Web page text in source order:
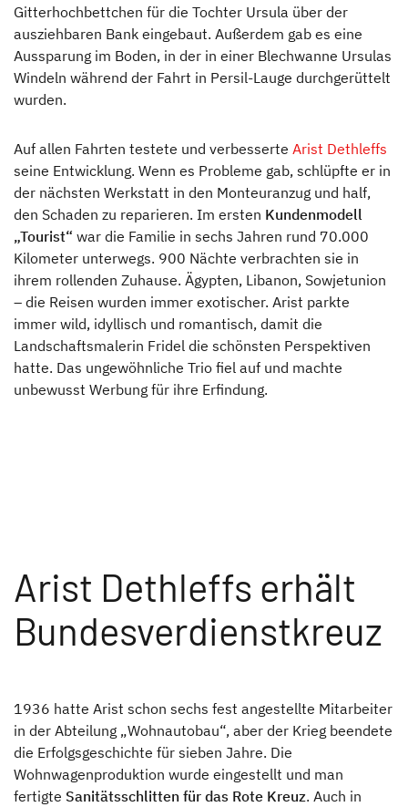
Gitterhochbettchen für die Tochter Ursula über der
ausziehbaren Bank eingebaut. Außerdem gab es eine
Aussparung im Boden, in der in einer Blechwanne Ursulas
Windeln während der Fahrt in Persil-Lauge durchgerüttelt
wurden.
Auf allen Fahrten testete und verbesserte Arist Dethleffs
seine Entwicklung. Wenn es Probleme gab, schlüpfte er in
der nächsten Werkstatt in den Monteuranzug und half,
den Schaden zu reparieren. Im ersten Kundenmodell
„Tourist“ war die Familie in sechs Jahren rund 70.000
Kilometer unterwegs. 900 Nächte verbrachten sie in
ihrem rollenden Zuhause. Ägypten, Libanon, Sowjetunion
– die Reisen wurden immer exotischer. Arist parkte
immer wild, idyllisch und romantisch, damit die
Landschaftsmalerin Fridel die schönsten Perspektiven
hatte. Das ungewöhnliche Trio fiel auf und machte
unbewusst Werbung für ihre Erfindung.
Arist Dethleffs erhält
Bundesverdienstkreuz
1936 hatte Arist schon sechs fest angestellte Mitarbeiter
in der Abteilung „Wohnautobau“, aber der Krieg beendete
die Erfolgsgeschichte für sieben Jahre. Die
Wohnwagenproduktion wurde eingestellt und man
fertigte Sanitätsschlitten für das Rote Kreuz. Auch in